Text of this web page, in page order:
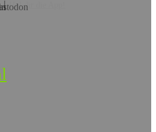
Hol dir die App!